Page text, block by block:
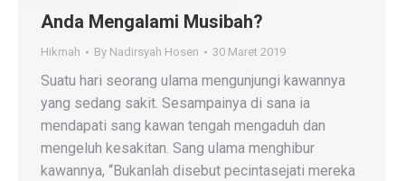
Anda Mengalami Musibah?
Hikmah By Nadirsyah Hosen 30 Maret 2019
Suatu hari seorang ulama mengunjungi kawannya
yang sedang sakit. Sesampainya di sana ia
mendapati sang kawan tengah mengaduh dan
mengeluh kesakitan. Sang ulama menghibur
kawannya, “Bukanlah disebut pecintasejati mereka